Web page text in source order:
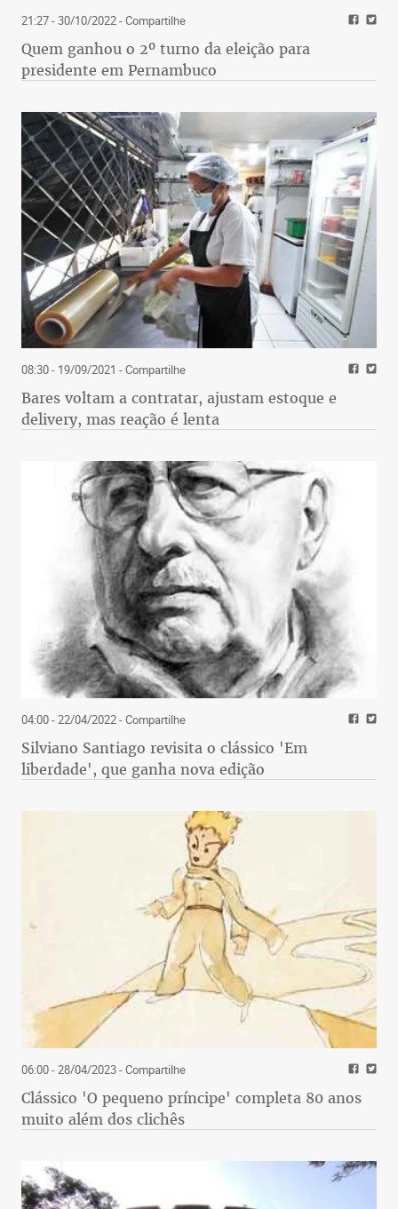
21:27 - 30/10/2022- Compartilhe
Quem ganhou o 2º turno da eleição para
presidente em Pernambuco
08:30 - 19/09/2021 - Compartilhe
Bares voltam a contratar, ajustam estoque e
delivery, mas reação é lenta
04:00 - 22/04/2022- Compartilhe
Silviano Santiago revisita o clássico 'Em
liberdade', que ganha nova edição
06:00 - 28/04/2023- Compartilhe
Clássico 'O pequeno príncipe' completa 80 anos
muito além dos clichês